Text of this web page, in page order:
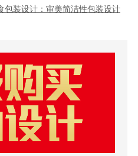
包装设计：审美简洁性包装设计